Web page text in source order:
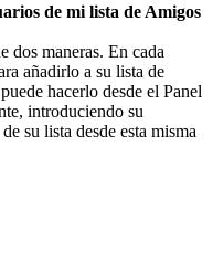
de mi lista de Amigos
dos maneras. En cada
añadirlo a su lista de
hacerlo desde el Panel
introduciendo su
su lista desde esta misma